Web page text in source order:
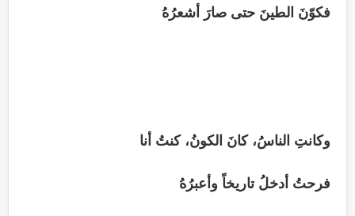
فكوّنَ الطينَ حتى صارَ أشعرُهُ
وكانتِ الناسُ، كانَ الكونُ، كنتُ أنا
فرحتُ أدخلُ تاريخاً وأعبرُهُ